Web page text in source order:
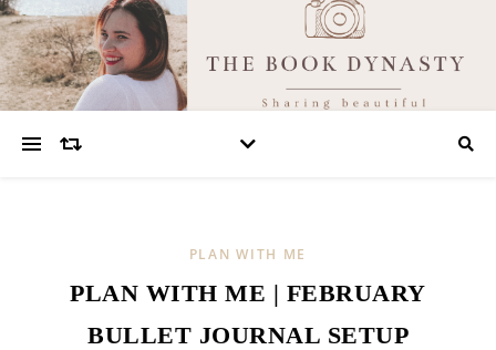
PLAN WITH ME
PLAN WITH ME | FEBRUARY
BULLET JOURNAL SETUP